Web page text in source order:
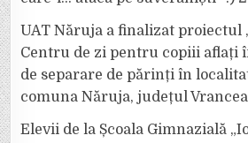
UAT Năruja a finalizat proiectul
Centru de zi pentru copiii aflați
de separare de părinți în
comuna Năruja, județul
Elevii de la Școala Gimnazială